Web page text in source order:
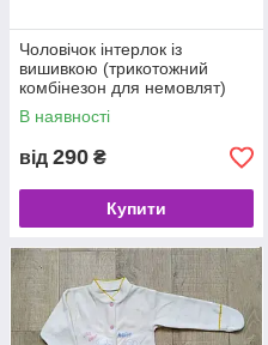
Чоловічок інтерлок із
вишивкою (трикотожний
комбінезон для немовлят)
20(68)
В наявності
від 290 ₴
Купити